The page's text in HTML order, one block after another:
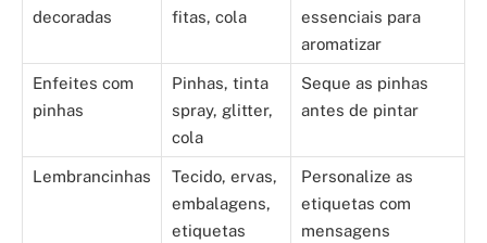
decoradas
fitas, cola
essenciais para
aromatizar
Enfeites com
pinhas
Pinhas, tinta
spray, glitter,
cola
Seque as pinhas
antes de pintar
Lembrancinhas
Tecido, ervas,
embalagens,
etiquetas
Personalize as
etiquetas com
mensagens